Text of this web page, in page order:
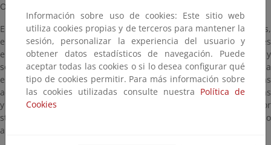
Ordenación del Espacio Marítimo (POEM).
El encuentro reunió a más de 55 participantes de 37 entidades,
entre administraciones públicas, comunidad científica, sectores
empresariales marítimos, ONG y representantes sindicales y
sociales. Estuvieron representados los sectores de la pesca, la
energía, los cables submarinos, el sector naval, la I+D+i, las
actividades recreativas, el abastecimiento y saneamiento de aguas
y el patrimonio cultural. Además, el taller se retransmitió por
streaming, lo que permitió ampliar la difusión y facilitar el acceso
a la información sobre el estado de los POEM de segundo ciclo.
Información sobre uso de cookies: Este sitio web
utiliza cookies propias y de terceros para mantener la
sesión, personalizar la experiencia del usuario y
obtener datos estadísticos de navegación. Puede
aceptar todas las cookies o si lo desea configurar qué
tipo de cookies permitir. Para más información sobre
las cookies utilizadas consulte nuestra Política de
Cookies